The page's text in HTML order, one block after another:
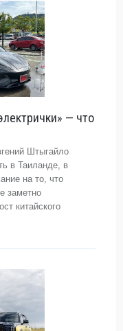
— что
Штыгайло
в Таиланде, в
на то, что
заметно
китайского